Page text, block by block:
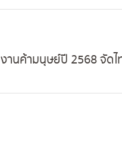
านค้ามนุษย์ปี 2568 จัด